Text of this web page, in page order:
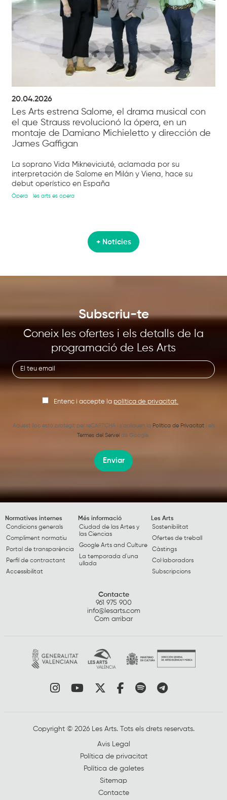
20.04.2026
Les Arts estrena Salome, el drama musical con
el que Strauss revolucionó la ópera, en un
montaje de Damiano Michieletto y dirección de
James Gaffigan
La soprano Vida Mikneviciuté, aclamada por su
interpretación de Salome en Milán y Viena, hace su
debut operístico en España
Òpera les arts es opera
+ Notícies
Subscriu-te
Coneix les ofertes i els detalls de la
programació de Les Arts
Entenc i accepte la política de privacitat.
Aquest lloc està protegit per reCAPTCHA i s’apliquen la Política de Privacitati els
Termes del Servei de Google.
Enviar
Normatives internes
Condicions generals
Compliment normatiu
Portal de transparència
Perfil de contractant
Accessibilitat
Més informació
Ciudad de las Artes y
las Ciencias
Google Arts and Culture
La temporada d'una
ullada
Les Arts
Sostenibilitat
Ofertes de treball
Càstings
Col·laboradors
Subscripcions
Contacte
961 975 900
info@lesarts.com
Com arribar
Link a instagram
Link a youtube
Link a twitter
Link a facebook
Link a spotify
Link a
Copyright © 2026 Les Arts. Tots els drets reservats.
Avis Legal
Política de privacitat
Política de galetes
Sitemap
Contacte